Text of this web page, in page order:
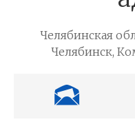
Челябинская
Челябинск,